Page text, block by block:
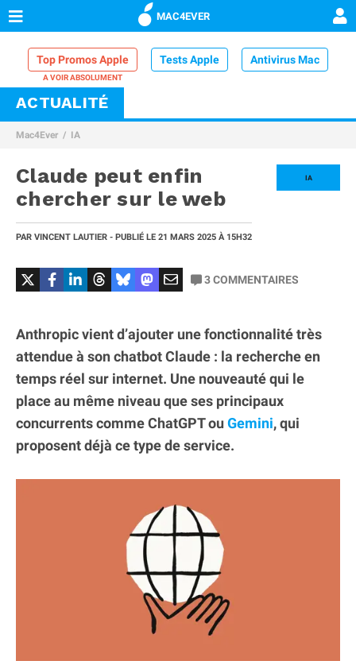
MAC4EVER
Top Promos Apple Tests Apple Antivirus Mac
VPN Mac
Comparatif iPhone
ACTUALITÉ
Mac4Ever IA
IA
Claude peut enfin
chercher sur le web
PAR VINCENT LAUTIER - PUBLIÉ LE 21 MARS 2025 À 15H32
3COMMENTAIRES
Anthropic vient d’ajouter une fonctionnalité très
attendue à son chatbot Claude : la recherche en
temps réel sur internet. Une nouveauté qui le
place au même niveau que ses principaux
concurrents comme ChatGPT ou Gemini, qui
proposent déjà ce type de service.